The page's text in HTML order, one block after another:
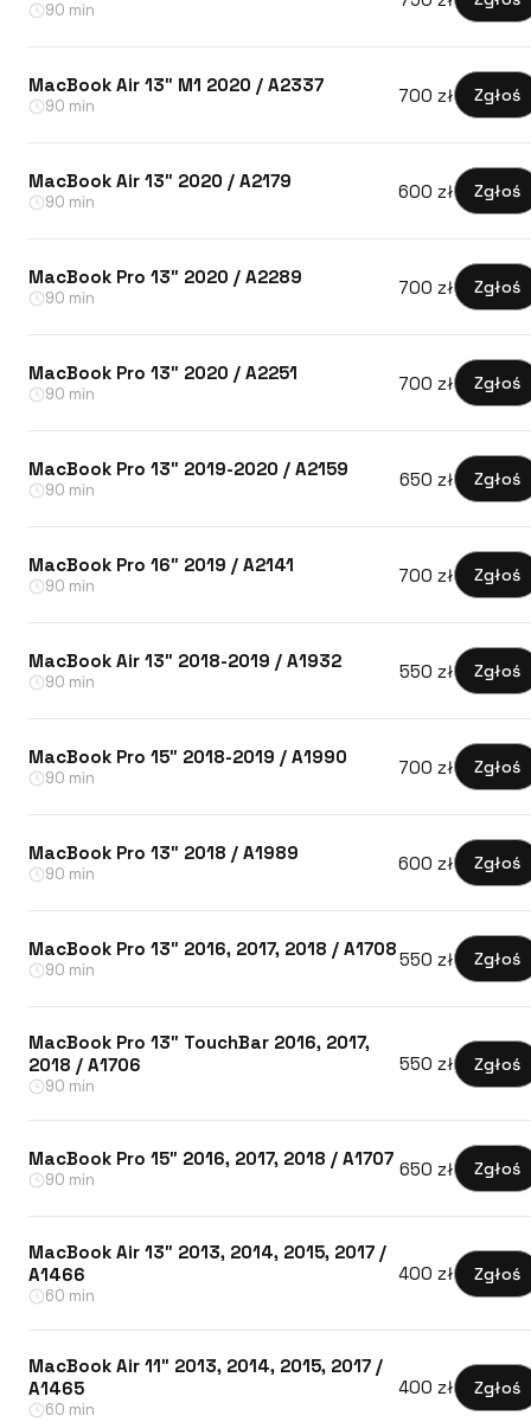
90 min
MacBook Air 13″ M1 2020 / A2337
90 min 700 zł Zgłoś
MacBook Air 13″ 2020 / A2179
90 min 600 zł Zgłoś
MacBook Pro 13″ 2020 / A2289
90 min 700 zł Zgłoś
MacBook Pro 13″ 2020 / A2251
90 min 700 zł Zgłoś
MacBook Pro 13″ 2019-2020 / A2159
90 min 650 zł Zgłoś
MacBook Pro 16″ 2019 / A2141
90 min 700 zł Zgłoś
MacBook Air 13″ 2018-2019 / A1932
90 min 550 zł Zgłoś
MacBook Pro 15″ 2018-2019 / A1990
90 min 700 zł Zgłoś
MacBook Pro 13″ 2018 / A1989
90 min 600 zł Zgłoś
MacBook Pro 13″ 2016, 2017, 2018 / A1708
90 min 550 zł Zgłoś
MacBook Pro 13″ TouchBar 2016, 2017,
2018 / A1706
90 min
550 zł Zgłoś
MacBook Pro 15″ 2016, 2017, 2018 / A1707
90 min 650 zł Zgłoś
MacBook Air 13″ 2013, 2014, 2015, 2017 /
A1466
60 min
400 zł Zgłoś
MacBook Air 11″ 2013, 2014, 2015, 2017 /
A1465
60 min
400 zł Zgłoś